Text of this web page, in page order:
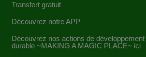
Transfert gratuit
Découvrez notre APP
Découvrez nos actions de développement
durable ~MAKING A MAGIC PLACE~ ici